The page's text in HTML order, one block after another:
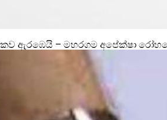
ඇරඹෙයි – මහරගම අපේක්ෂා